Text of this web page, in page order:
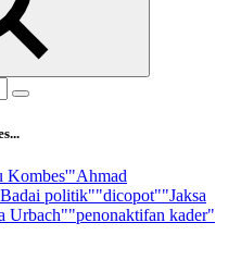
Kombes'"Ahmad
politik""dicopot""Jaksa
Urbach""penonaktifan kader"